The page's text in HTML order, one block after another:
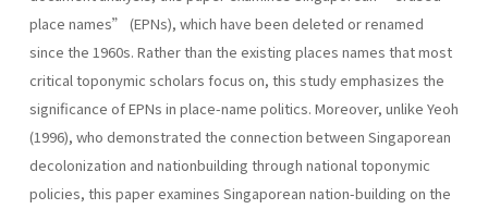
place names” (EPNs), which have been deleted or renamed
since the 1960s. Rather than the existing places names that most
critical toponymic scholars focus on, this study emphasizes the
significance of EPNs in place-name politics. Moreover, unlike Yeoh
(1996), who demonstrated the connection between Singaporean
decolonization and nationbuilding through national toponymic
policies, this paper examines Singaporean nation-building on the